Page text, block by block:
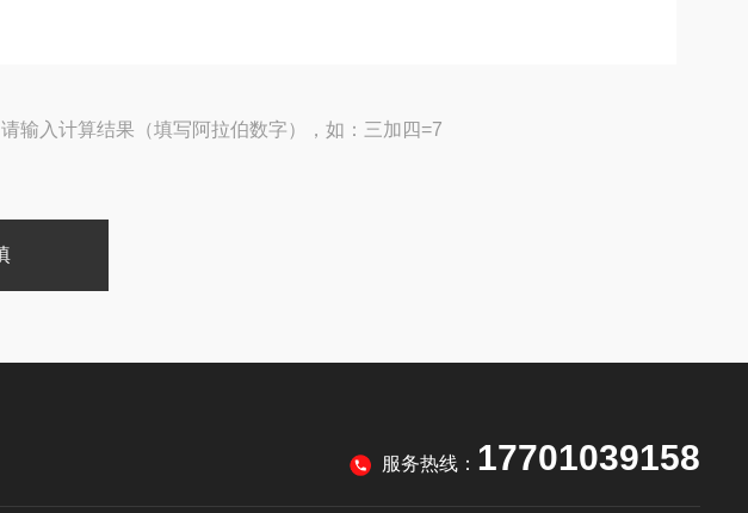
请输入计算结果（填写阿拉伯数字），如：三加四=7
服务热线： 17701039158